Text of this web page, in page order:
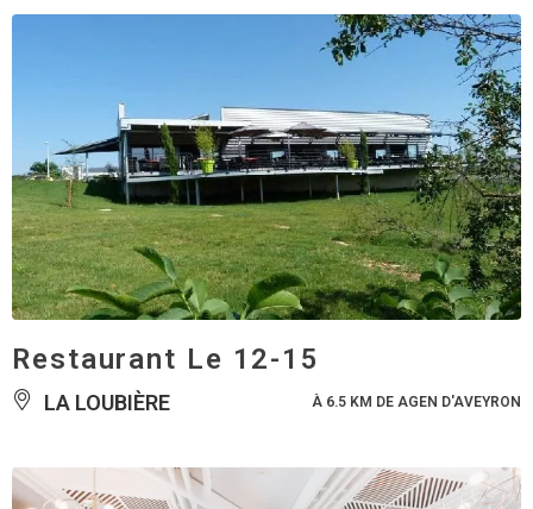
Restaurant Le 12-15
LA LOUBIÈRE À 6.5 KM DE AGEN D'AVEYRON